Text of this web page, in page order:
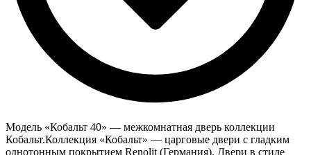
Модель «Кобальт 40» — межкомнатная дверь коллекции
Кобальт.Коллекция «Кобальт» — царговые двери с гладким
однотонным покрытием Renolit (Германия). Двери в стиле